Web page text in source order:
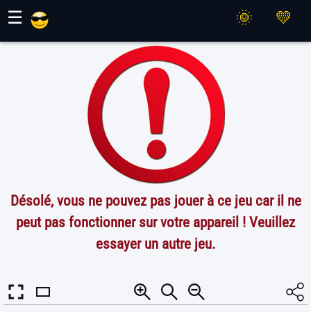
☰
Désolé, vous ne pouvez pas jouer à ce jeu car il ne
peut pas fonctionner sur votre appareil ! Veuillez
essayer un autre jeu.